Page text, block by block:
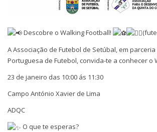
Descobre o Walking Football!
A Associação de Futebol de Setúbal, em
Portuguesa de Futebol, convida-te a conhecer o
23 de janeiro das 10:00 ás 11:30
Campo António Xavier de Lima
ADQC
O que te esperas?